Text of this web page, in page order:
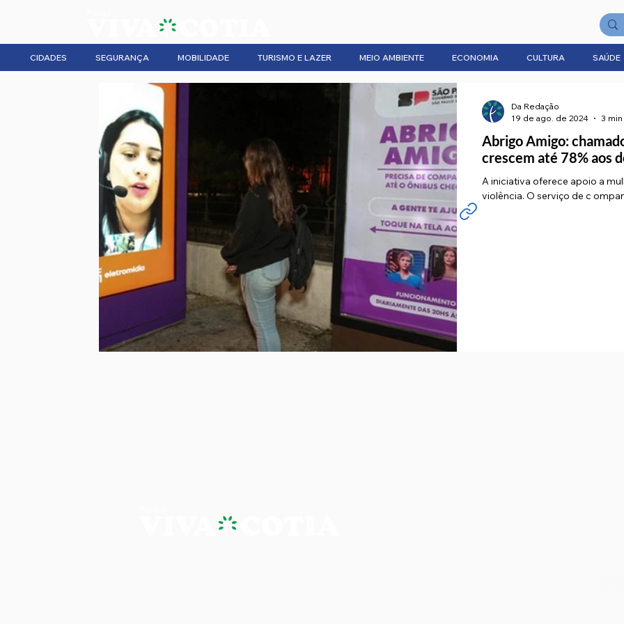
CIDADES SEGURANÇA MOBILIDADE TURISMO E LAZER MEIO AMBIENTE ECONOMIA CULTURA SAÚDE
Abrigo Amigo:
crescem até 78% aos
A iniciativa oferece apoio a
violência. O serviço de c
Da Redação
19 de ago. de 2024
3